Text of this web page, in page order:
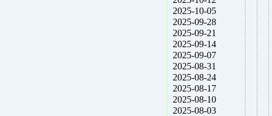
2025-10-05
2025-09-28
2025-09-21
2025-09-14
2025-09-07
2025-08-31
2025-08-24
2025-08-17
2025-08-10
2025-08-03